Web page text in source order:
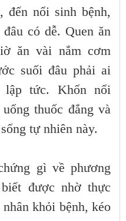
đến nổi sinh bệnh,
có dễ. Quen ăn
ăn vài nắm cơm
suối đâu phải ai
lập tức. Khốn nổi
thuốc đắng và
tự nhiên này.
gì về phương
được nhờ thực
khỏi bệnh, kéo